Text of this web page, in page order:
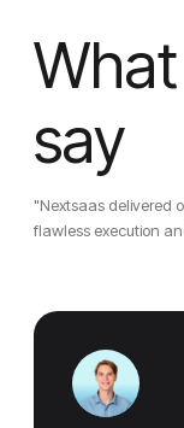
say
"Nextsaas delivered
flawless execution